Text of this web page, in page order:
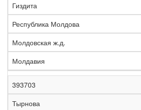
Гиздита
Республика Молдова
Молдовская ж.д.
Молдавия
393703
Тырнова